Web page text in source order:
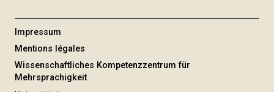
Impressum
Mentions légales
Wissenschaftliches Kompetenzzentrum für
Mehrsprachigkeit